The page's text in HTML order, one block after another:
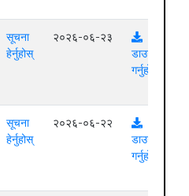
सूचना
हेर्नुहोस्
२०२६-०६-२३
डाउनलोड
गर्नुहोस्
सूचना
हेर्नुहोस्
२०२६-०६-२२
डाउनलोड
गर्नुहोस्